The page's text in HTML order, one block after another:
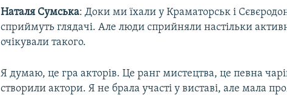
Наталя Сумська: Доки ми їхали у Краматорськ і
сприймуть глядачі. Але люди сприйняли настільки
очікували такого.
Я думаю, це гра акторів. Це ранг мистецтва, це певна
створили актори. Я не брала участі у виставі, але мала